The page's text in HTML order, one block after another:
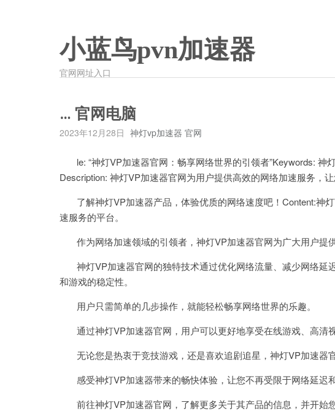
小蓝鸟pvn加速器
官网网址入口
… 官网电脑
2023年12月28日 神灯vp加速器 官网
le: “神灯VP加速器官网：畅享网络世界的引领者”Keywords: 神
Description: 神灯VP加速器官网为用户提供高效的网络加速服务，让
了解神灯VP加速器产品，体验优质的网络速度吧！Content:神
速服务的平台。
作为网络加速领域的引领者，神灯VP加速器官网为广大用户提供
神灯VP加速器官网的独特技术通过优化网络流量、减少网络延
和游戏的稳定性。
用户只需简单的几步操作，就能轻松畅享网络世界的乐趣。
通过神灯VP加速器官网，用户可以更好地享受在线游戏、高清视
无论您是热衷于竞技游戏，还是喜欢追剧追星，神灯VP加速器
感受神灯VP加速器带来的畅快体验，让您不再受限于网络延迟和
前往神灯VP加速器官网，了解更多关于其产品的信息，并开始您